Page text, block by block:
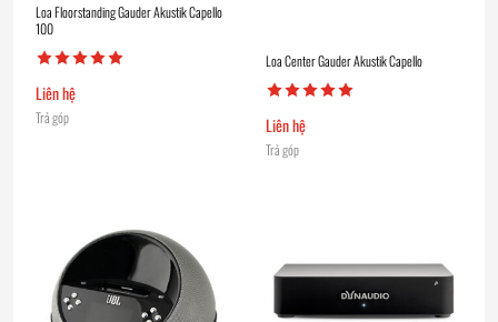
Loa Floorstanding Gauder Akustik Capello
100
Liên hệ
Trả góp
Loa Center Gauder Akustik Capello
Liên hệ
Trả góp